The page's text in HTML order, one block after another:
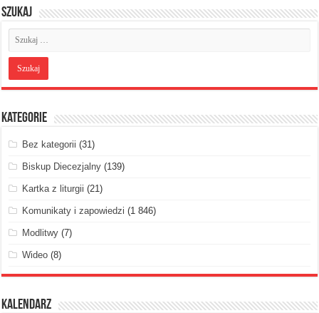
Szukaj
Kategorie
Bez kategorii (31)
Biskup Diecezjalny (139)
Kartka z liturgii (21)
Komunikaty i zapowiedzi (1 846)
Modlitwy (7)
Wideo (8)
Kalendarz